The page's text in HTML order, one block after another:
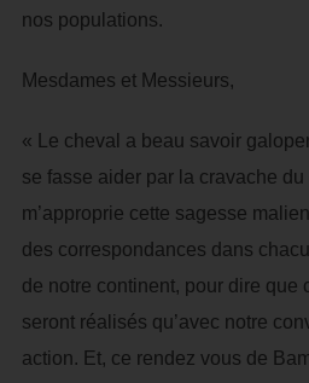
nos populations.
Mesdames et Messieurs,
« Le cheval a beau savoir galoper
se fasse aider par la cravache
m’approprie cette sagesse
des correspondances dans
de notre continent, pour dire
seront réalisés qu’avec notre
action. Et, ce rendez vous de